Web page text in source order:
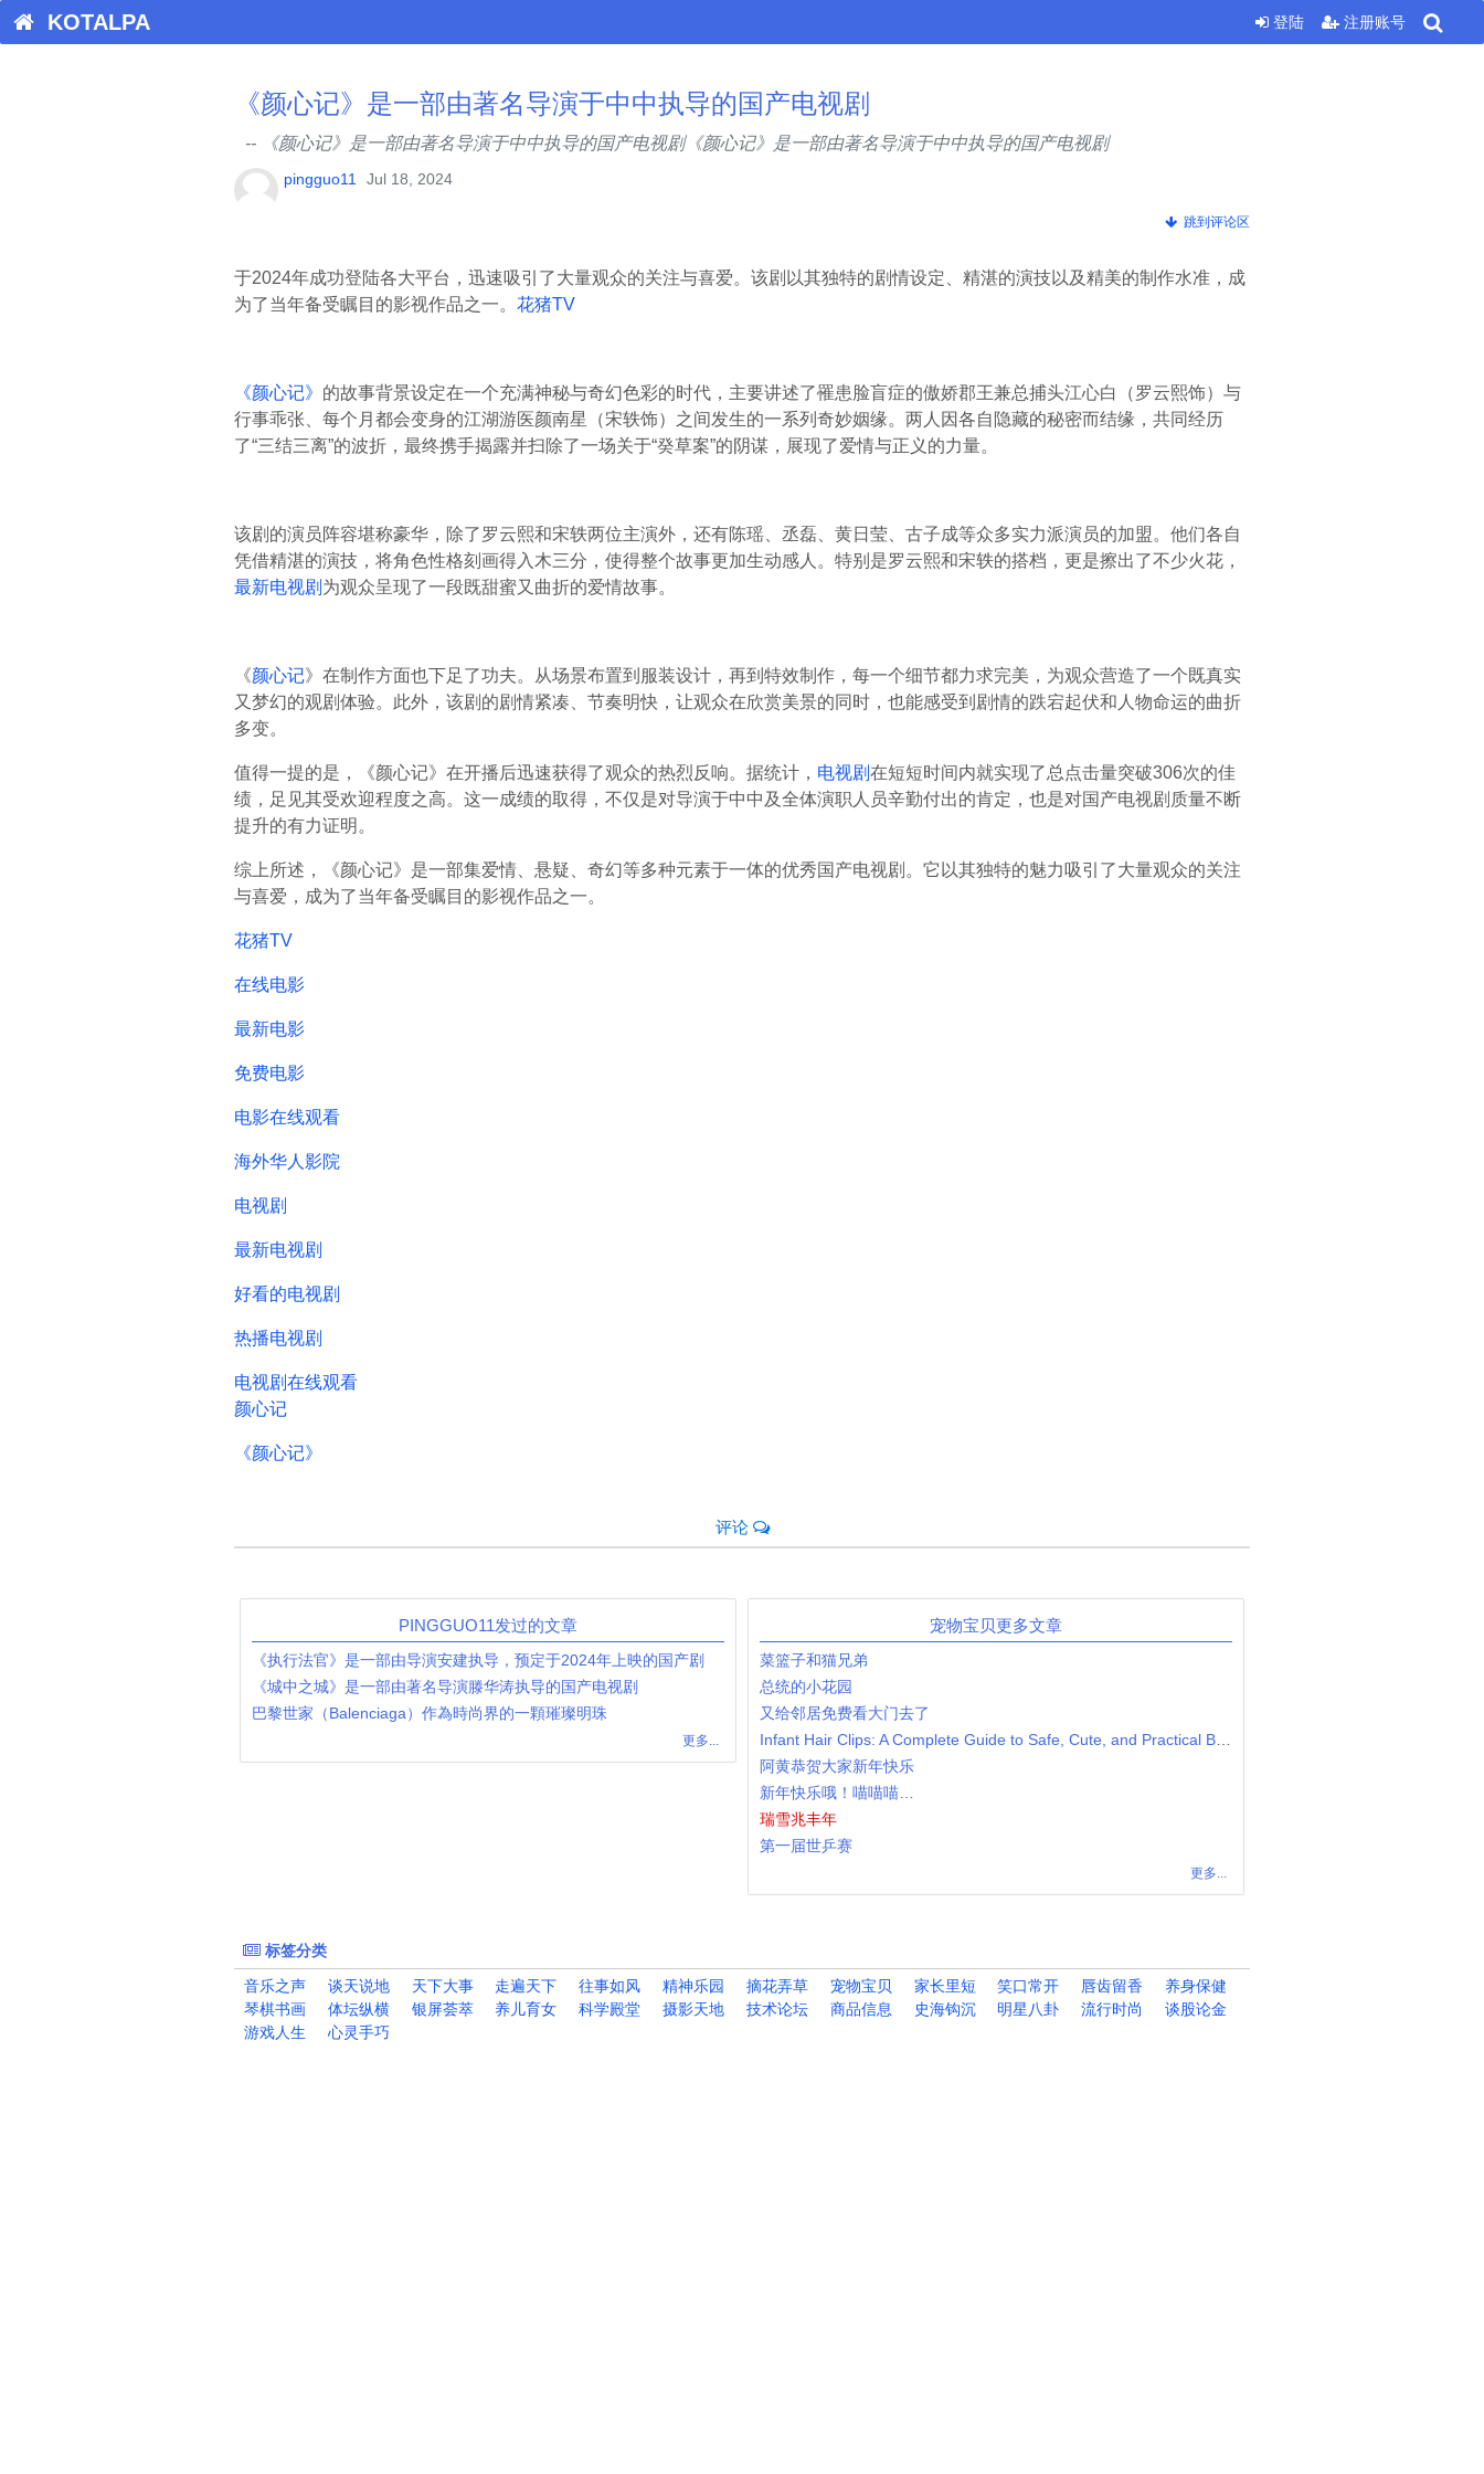
KOTALPA 登陆 注册账号
《颜心记》是一部由著名导演于中中执导的国产电视剧
-- 《颜心记》是一部由著名导演于中中执导的国产电视剧《颜心记》是一部由著名导演于中中执导的国产电视剧
pingguo11 Jul 18, 2024
跳到评论区
于2024年成功登陆各大平台，迅速吸引了大量观众的关注与喜爱。该剧以其独特的剧情设定、精湛的演技以及精美的制作水准，成
为了当年备受瞩目的影视作品之一。 花猪TV
《颜心记》 的故事背景设定在一个充满神秘与奇幻色彩的时代，主要讲述了罹患脸盲症的傲娇郡王兼总捕头江心白（罗云熙饰）与
行事乖张、每个月都会变身的江湖游医颜南星（宋轶饰）之间发生的一系列奇妙姻缘。两人因各自隐藏的秘密而结缘，共同经历
了“三结三离”的波折，最终携手揭露并扫除了一场关于“癸草案”的阴谋，展现了爱情与正义的力量。
该剧的演员阵容堪称豪华，除了罗云熙和宋轶两位主演外，还有陈瑶、丞磊、黄日莹、古子成等众多实力派演员的加盟。他们各自
凭借精湛的演技，将角色性格刻画得入木三分，使得整个故事更加生动感人。特别是罗云熙和宋轶的搭档，更是擦出了不少火花，
最新电视剧 为观众呈现了一段既甜蜜又曲折的爱情故事。
《颜心记》在制作方面也下足了功夫。从场景布置到服装设计，再到特效制作，每一个细节都力求完美，为观众营造了一个既真实
又梦幻的观剧体验。此外，该剧的剧情紧凑、节奏明快，让观众在欣赏美景的同时，也能感受到剧情的跌宕起伏和人物命运的曲折
多变。
值得一提的是，《颜心记》在开播后迅速获得了观众的热烈反响。据统计， 电视剧在短短时间内就实现了总点击量突破306次的佳
绩，足见其受欢迎程度之高。这一成绩的取得，不仅是对导演于中中及全体演职人员辛勤付出的肯定，也是对国产电视剧质量不断
提升的有力证明。
综上所述，《颜心记》是一部集爱情、悬疑、奇幻等多种元素于一体的优秀国产电视剧。它以其独特的魅力吸引了大量观众的关注
与喜爱，成为了当年备受瞩目的影视作品之一。
花猪TV
在线电影
最新电影
免费电影
电影在线观看
海外华人影院
电视剧
最新电视剧
好看的电视剧
热播电视剧
电视剧在线观看
颜心记
《颜心记》
评论
PINGGUO11发过的文章
《执行法官》是一部由导演安建执导，预定于2024年上映的国产剧
《城中之城》是一部由著名导演滕华涛执导的国产电视剧
巴黎世家（Balenciaga）作為時尚界的一顆璀璨明珠
更多...
宠物宝贝更多文章
菜篮子和猫兄弟
总统的小花园
又给邻居免费看大门去了
阿黄恭贺大家新年快乐
新年快乐哦！喵喵喵…
瑞雪兆丰年
第一届世乒赛
更多...
标签分类
音乐之声
谈天说地 天下大事 走遍天下 往事如风 精神乐园 摘花弄草 宠物宝贝 家长里短 笑口常开 唇齿留香
养身保健
琴棋书画
体坛纵横 银屏荟萃 养儿育女 科学殿堂 摄影天地 技术论坛 商品信息 史海钩沉 明星八卦 流行时尚
谈股论金
游戏人生
心灵手巧